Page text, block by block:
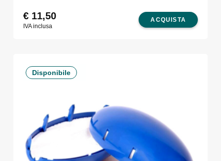
ACQUISTA
€11,50
IVA inclusa
Disponibile